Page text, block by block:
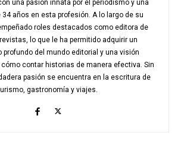
una pasión innata por el periodismo y una
34 años en esta profesión. A lo largo de su
roles destacados como editora de
lo que le ha permitido adquirir un
del mundo editorial y una visión
contar historias de manera efectiva. Sin
pasión se encuentra en la escritura de
gastronomía y viajes.